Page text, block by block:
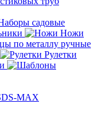
Ножи
по металлу ручные
Рулетки
MAX